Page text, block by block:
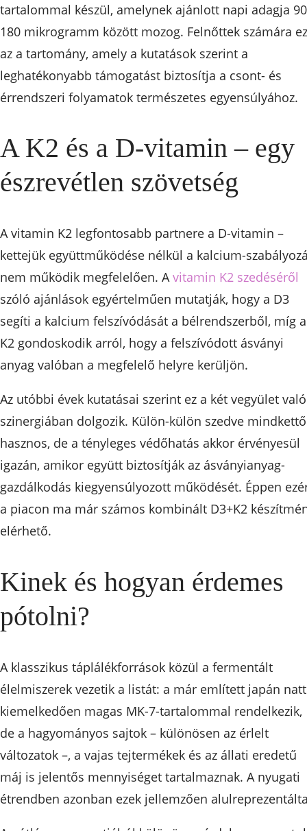
tartalommal készül, amelynek ajánlott napi adagja
180 mikrogramm között mozog. Felnőttek számára ez
az a tartomány, amely a kutatások szerint a
leghatékonyabb támogatást biztosítja a csont- és
érrendszeri folyamatok természetes egyensúlyához.
A K2 és a D-vitamin – egy
észrevétlen szövetség
A vitamin K2 legfontosabb partnere a D-vitamin –
kettejük együttműködése nélkül a kalcium-
nem működik megfelelően. Avitamin K2 szedéséről
szóló ajánlások egyértelműen mutatják, hogy a D3
segíti a kalcium felszívódását a bélrendszerből, míg a
K2 gondoskodik arról, hogy a felszívódott ásványi
anyag valóban a megfelelő helyre kerüljön.
Az utóbbi évek kutatásai szerint ez a két vegyület
szinergiában dolgozik. Külön-külön szedve mindkettő
hasznos, de a tényleges védőhatás akkor érvényesül
igazán, amikor együtt biztosítják az ásványianyag-
gazdálkodás kiegyensúlyozott működését. Éppen
a piacon ma már számos kombinált D3+K2
elérhető.
Kinek és hogyan érdemes
pótolni?
A klasszikus táplálékforrások közül a fermentált
élelmiszerek vezetik a listát: a már említett japán
kiemelkedően magas MK-7-tartalommal rendelkezik,
de a hagyományos sajtok – különösen az érlelt
változatok –, a vajas tejtermékek és az állati eredetű
máj is jelentős mennyiséget tartalmaznak. A nyugati
étrendben azonban ezek jellemzően